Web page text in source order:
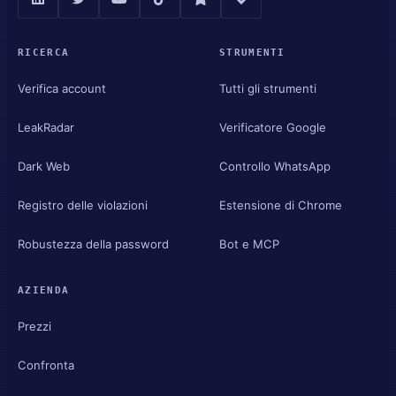
RICERCA
Verifica account
LeakRadar
Dark Web
Registro delle violazioni
Robustezza della password
STRUMENTI
Tutti gli strumenti
Verificatore Google
Controllo WhatsApp
Estensione di Chrome
Bot e MCP
AZIENDA
Prezzi
Confronta